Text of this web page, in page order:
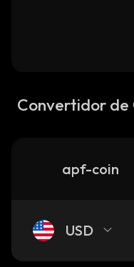
Convertidor de
apf-coin
USD